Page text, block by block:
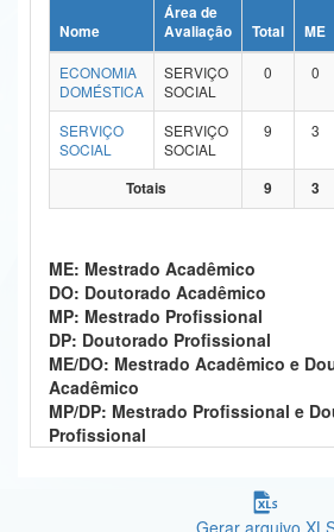
Ministério da Ciência, Tecnologia, Inovações e
Ministério do Meio Ambiente
Ministério do Turismo
Ministério do Desenvolvimento Regional
Ministério da Mulher, da Família e dos Direitos
Secretaria-Geral
Secretaria de Governo
Gabinete de Segurança Institucional
Nome
Área de
Avaliação
Total ME
ECONOMIA
DOMÉSTICA
SERVIÇO
SOCIAL
0 0
SERVIÇO
SOCIAL
SERVIÇO
SOCIAL
9 3
Totais 9 3
ME: Mestrado Acadêmico
DO: Doutorado Acadêmico
MP: Mestrado Profissional
DP: Doutorado Profissional
ME/DO: Mestrado Acadêmico e
Acadêmico
MP/DP: Mestrado Profissional e
Profissional
Gerar arquivo